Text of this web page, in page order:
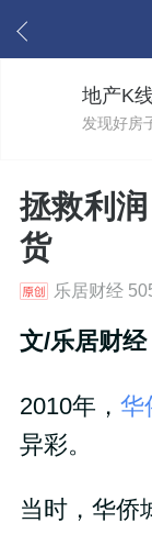
地产K
发现好房
拯救利
货
乐居财经
文/乐居财
2010年， 华
异彩。
当时，华侨